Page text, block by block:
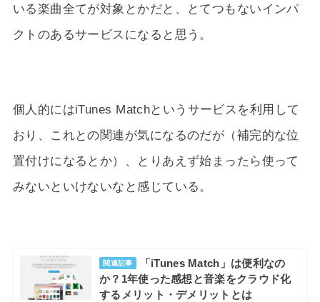
いる楽曲全てが対象とかだと、とてつもないインパ
クトのあるサービスになると思う。
個人的にはiTunes Matchというサービスを利用して
おり、これとの関連が気になるのだが（補完的な位
置付けになるとか）、とりあえず始まったら使って
みないといけないなと感じている。
関連記事
「iTunes Match」は便利なの
か？1年使った感想と音楽をクラウド化
するメリット・デメリットとは